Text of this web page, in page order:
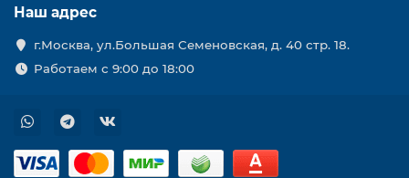
Наш адрес
г.Москва, ул.Большая Семеновская, д. 40 стр. 18.
Работаем с 9:00 до 18:00